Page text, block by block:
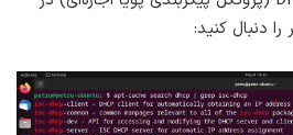
را دنبال کنید: